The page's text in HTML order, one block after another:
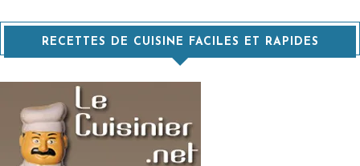
RECETTES DE CUISINE FACILES ET RAPIDES